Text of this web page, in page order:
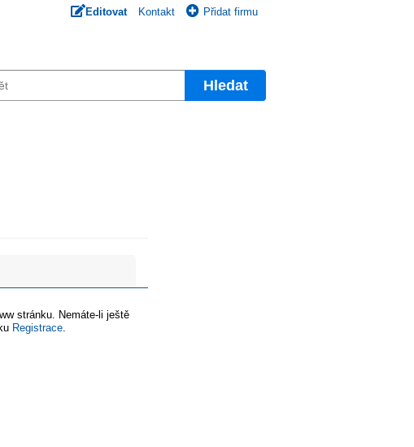
Editovat Kontakt Přidat firmu
Hledat
stránku. Nemáte-li ještě
Registrace